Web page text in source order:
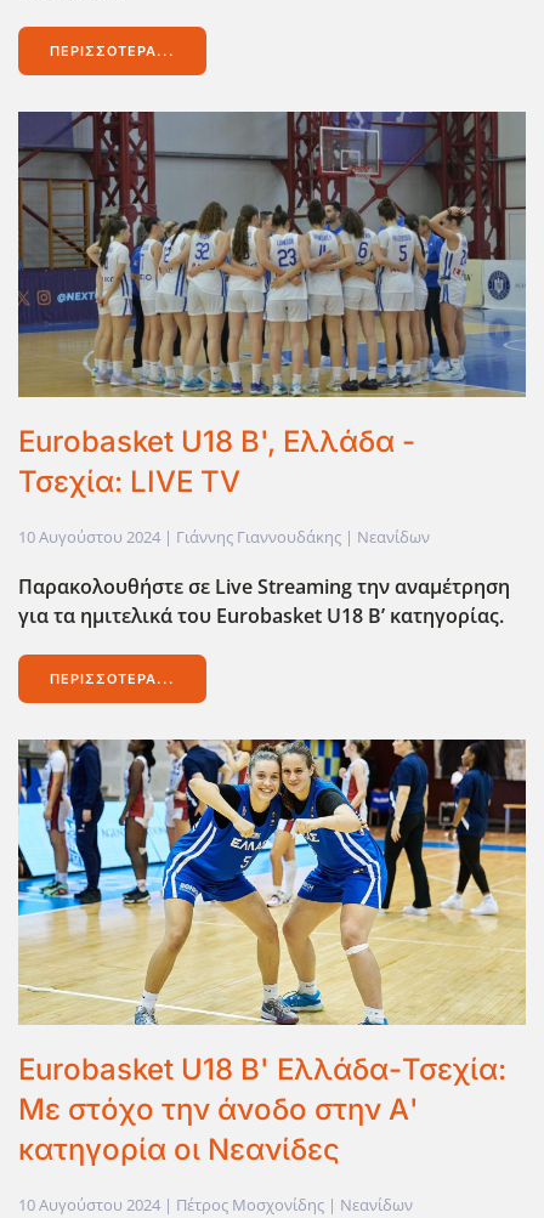
ΠΕΡΙΣΣΌΤΕΡΑ...
Eurobasket U18 Β', Ελλάδα -
Τσεχία: LIVE TV
10 Αυγούστου 2024 | Γιάννης Γιαννουδάκης | Νεανίδων
Παρακολουθήστε σε LiveStreamingτην αναμέτρηση
για τα ημιτελικά του Eurobasket U18 Β’ κατηγορίας.
ΠΕΡΙΣΣΌΤΕΡΑ...
Eurobasket U18 B' Ελλάδα-Τσεχία:
Με στόχο την άνοδο στην Α'
κατηγορία οι Νεανίδες
10 Αυγούστου 2024 | Πέτρος Μοσχονίδης | Νεανίδων